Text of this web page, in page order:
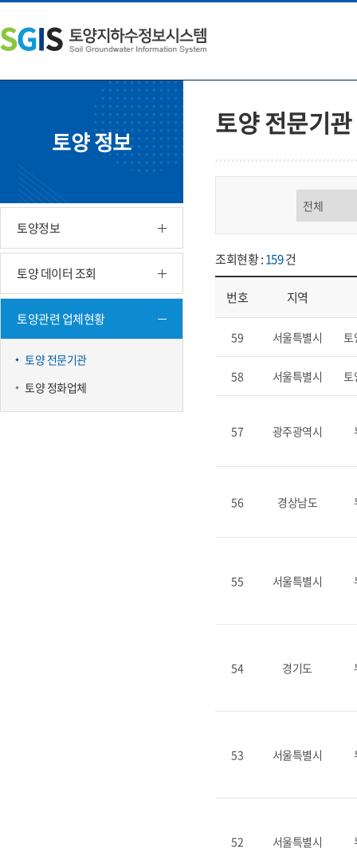
문
내
용
쪽
메
뉴
단
주
소
토양 정보
토양정보
토양 데이터 조회
토양관련 업체현황
토양 전문기관
토양 정화업체
토양 전문기관
조회현황 :159건
번호 지역
59 서울특별시 토
58 서울특별시 토
57 광주광역시
56 경상남도
55 서울특별시
54 경기도
53 서울특별시
52 서울특별시